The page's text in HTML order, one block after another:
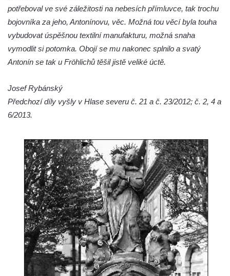
Pamětní deska na biskupské rezidenci v
Českých Budějovicích
Pamětní deska Josefa Hloucha na
Budějovicích
Socha žáby u rybníčku na Náměstí v
Újezd a Krauchthal v parku na Náměstí v
Kamenném Újezdě
Socha na náměstí J. V. Kamarýta ve
Velešíně
Pomník J. V. Kamarýta v Krumlovské ulici ve
Velešíně
Pamětní deska arcibiskupa Micara ve
vstupu do poutního místa Římov
Plastika Koule v Gutenbergově ulici v
potřeboval ve své záležitosti na nebesích přímluvce, tak trochu
bojovníka za jeho, Antonínovu, věc. Možná tou věcí byla touha
vybudovat úspěšnou textilní manufakturu, možná snaha
vymodlit si potomka. Obojí se mu nakonec splnilo a svatý
Antonín se tak u Fröhlichů těšil jistě veliké úctě.
Josef Rybánský
Předchozí díly vyšly v Hlase severu č. 21 a č. 23/2012; č. 2, 4 a
6/2013.